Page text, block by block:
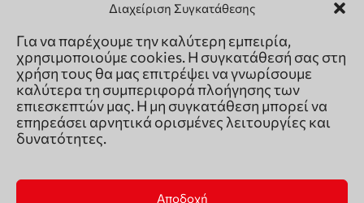
Διαχείριση Συγκατάθεσης
Για να παρέχουμε την καλύτερη εμπειρία,
χρησιμοποιούμε cookies. Η συγκατάθεσή σας στη
χρήση τους θα μας επιτρέψει να γνωρίσουμε
καλύτερα τη συμπεριφορά πλοήγησης των
επιεσκεπτών μας. Η μη συγκατάθεση μπορεί να
επηρεάσει αρνητικά ορισμένες λειτουργίες και
δυνατότητες.
Αποδοχή